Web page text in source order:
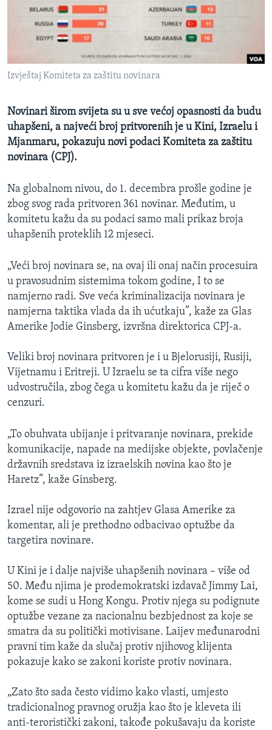
MAGAZIN
O GLASU AMERIKE
Learning English
Jezici
Izvještaj Komiteta za zaštitu novinara
Novinari širom svijeta su u sve većoj opasnosti da budu
uhapšeni, a najveći broj pritvorenih je u Kini, Izraelu i
Mjanmaru, pokazuju novi podaci Komiteta za zaštitu
novinara (CPJ).
Na globalnom nivou, do 1. decembra prošle godine je
zbog svog rada pritvoren 361 novinar. Međutim, u
komitetu kažu da su podaci samo mali prikaz broja
uhapšenih proteklih 12 mjeseci.
„Veći broj novinara se, na ovaj ili onaj način procesuira
u pravosudnim sistemima tokom godine, I to se
namjerno radi. Sve veća kriminalizacija novinara je
namjerna taktika vlada da ih ućutkaju”, kaže za Glas
Amerike Jodie Ginsberg, izvršna direktorica CPJ-a.
Veliki broj novinara pritvoren je i u Bjelorusiji, Rusiji,
Vijetnamu i Eritreji. U Izraelu se ta cifra više nego
udvostručila, zbog čega u komitetu kažu da je riječ o
cenzuri.
„To obuhvata ubijanje i pritvaranje novinara, prekide
komunikacije, napade na medijske objekte, povlačenje
državnih sredstava iz izraelskih novina kao što je
Haretz”, kaže Ginsberg.
Izrael nije odgovorio na zahtjev Glasa Amerike za
komentar, ali je prethodno odbacivao optužbe da
targetira novinare.
U Kini je i dalje najviše uhapšenih novinara – više od
50. Među njima je prodemokratski izdavač Jimmy Lai,
kome se sudi u Hong Kongu. Protiv njega su podignute
optužbe vezane za nacionalnu bezbjednost za koje se
smatra da su politički motivisane. Laijev međunarodni
pravni tim kaže da slučaj protiv njihovog klijenta
pokazuje kako se zakoni koriste protiv novinara.
„Zato što sada često vidimo kako vlasti, umjesto
tradicionalnog pravnog oružja kao što je kleveta ili
anti-teroristički zakoni, takođe pokušavaju da koriste